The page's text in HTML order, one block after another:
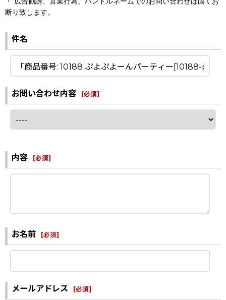
断り致します。
件名
お問い合わせ内容 [必須]
内容 [必須]
お名前 [必須]
メールアドレス [必須]